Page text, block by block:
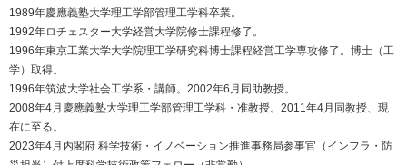
1989年慶應義塾大学理工学部管理工学科卒業。
1992年ロチェスター大学経営大学院修士課程修了。
1996年東京工業大学大学院理工学研究科博士課程経営工学専攻修了。博士（工
学）取得。
1996年筑波大学社会工学系・講師。2002年6月同助教授。
2008年4月慶應義塾大学理工学部管理工学科・准教授。2011年4月同教授、現
在に至る。
2023年4月内閣府 科学技術・イノベーション推進事務局参事官（インフラ・防